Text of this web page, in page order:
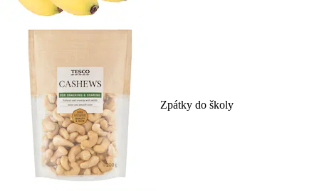
Zpátky do školy